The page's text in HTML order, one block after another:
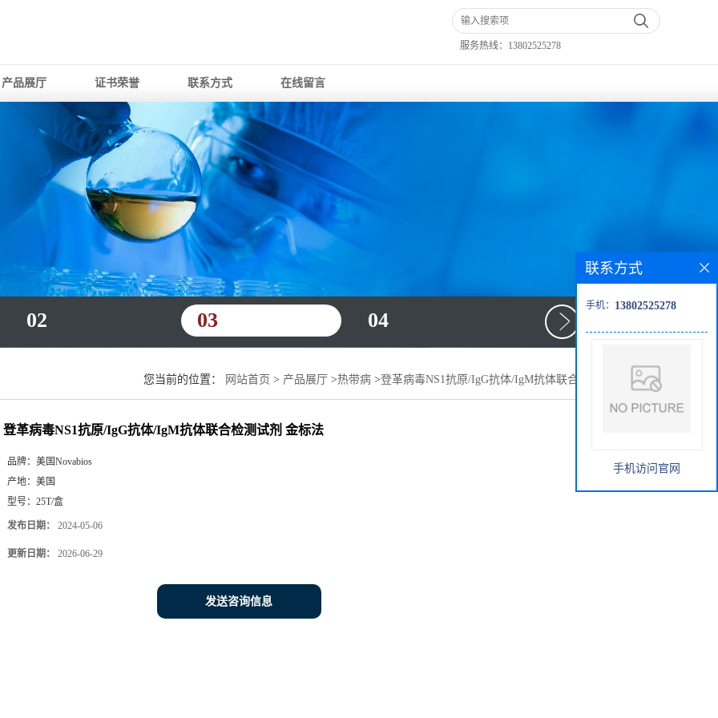
服务热线： 13802525278
产品展厅 证书荣誉 联系方式 在线留言
02 03 04
您当前的位置： 网站首页 > 产品展厅 >热带病 >登革病毒NS1抗原/IgG抗体/IgM抗体联合检测试剂 金标法
登革病毒NS1抗原/IgG抗体/IgM抗体联合检测试剂 金标法
品牌： 美国Novabios
产地： 美国
型号： 25T/盒
发布日期： 2024-05-06
更新日期： 2026-06-29
发送咨询信息
联系方式
手机： 13802525278
手机访问官网